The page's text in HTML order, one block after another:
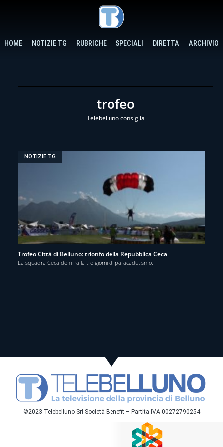
HOME NOTIZIE TG RUBRICHE SPECIALI DIRETTA ARCHIVIO
trofeo
Telebelluno consiglia
NOTIZIE TG
Trofeo Città di Belluno: trionfo della Repubblica Ceca
La squadra Ceca domina la tre giorni di paracadutismo.
©2023 Telebelluno Srl Società Benefit – Partita IVA 00272790254